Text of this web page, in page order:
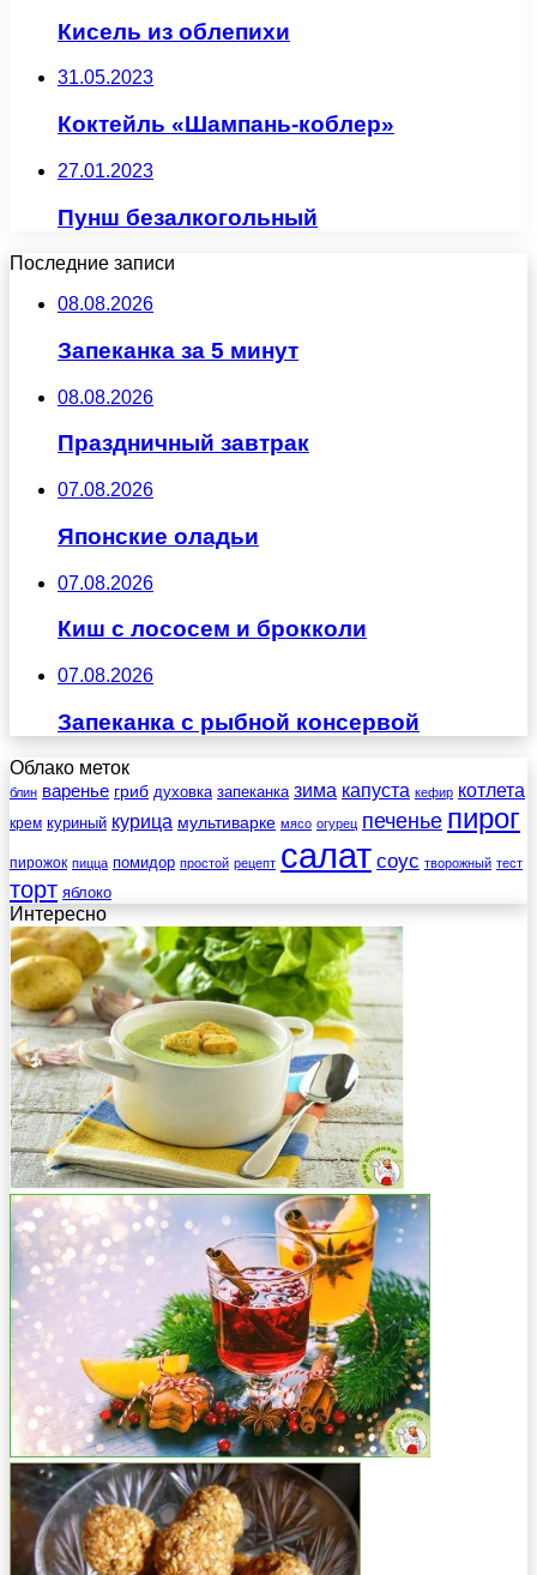
Кисель из облепихи
31.05.2023
Коктейль «Шампань-коблер»
27.01.2023
Пунш безалкогольный
Последние записи
08.08.2026
Запеканка за 5 минут
08.08.2026
Праздничный завтрак
07.08.2026
Японские оладьи
07.08.2026
Киш с лососем и брокколи
07.08.2026
Запеканка с рыбной консервой
Облако меток
блин варенье гриб духовка запеканка зима капуста кефир котлета
крем куриный курица мультиварке мясо огурец печенье пирог
пирожок пицца помидор простой рецепт салат соус творожный тест
торт яблоко
Интересно